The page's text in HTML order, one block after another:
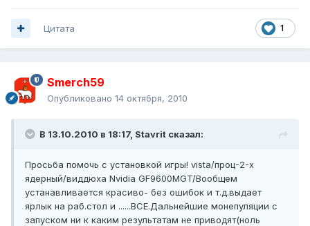
1
Цитата
Smerch59
Опубликовано 14 октября, 2010
В 13.10.2010 в 18:17, Stavrit сказал:
Просьба помочь с установкой игры! vista/проц-2-x
ядерный/виддюха Nvidia GF9600MGT/Вообщем
устанавливается красиво- без ошибок и т.д.выдает
ярлык на раб.стол и ......ВСЕ.Дальнейшие монепуляции с
запуском ни к каким результатам не приводят(ноль